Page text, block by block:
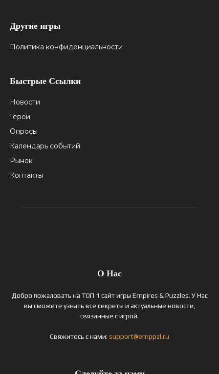
Другие игры
Политика конфиденциальности
Быстрые Ссылки
Новости
Герои
Опросы
Календарь событий
Рынок
Контакты
О Нас
Добро пожаловать на ТОП 1 сайт игры Empires & Puzzles. У Нас
вы сможете узнать все секреты и актуальные новости,
связанные с игрой.
Свяжитесь с нами: support@emppzl.ru